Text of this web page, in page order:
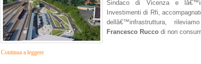
Sindaco di Vicenza e
Investimenti di Rfi,
dellâ€™infrastruttura,
Francesco Rucco di non
Continua a leggere